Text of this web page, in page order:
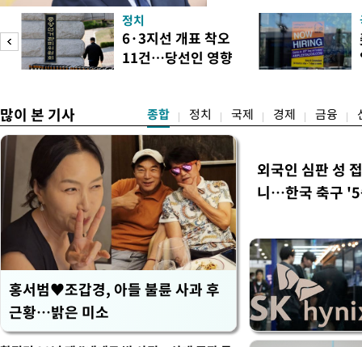
안'을 전면 재검토 할 것을
들과의 상황 점검 회의에서
지법안을 둘러싼 투자자들
았다. 이 자리에서 이 대통
정치
6·3지선 개표 착오
11건…당선인 영향
많이 본 기사 종합 정치 국제 경제 금융
홍서범♥조갑경, 아들 불륜 사과 후
근황…밝은 미소
외국인 심판 성
니…한국 축구